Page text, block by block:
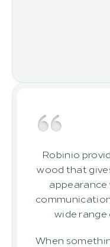
Robinio
wood that
appearance
wide range
When